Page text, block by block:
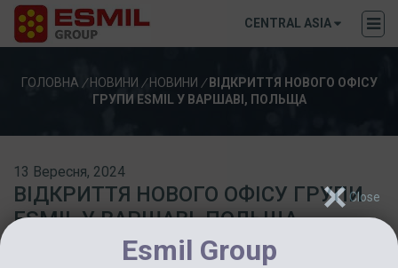
CENTRAL ASIA
ГОЛОВНА /НОВИНИ /НОВИНИ / ВІДКРИТТЯ НОВОГО ОФІСУ
ГРУПИ ESMIL У ВАРШАВІ, ПОЛЬЩА
ВІДКРИТТЯ НОВОГО ОФІСУ ГРУПИ
ESMIL У ВАРШАВІ, ПОЛЬЩА
13 Вересня, 2024
Esmil Group